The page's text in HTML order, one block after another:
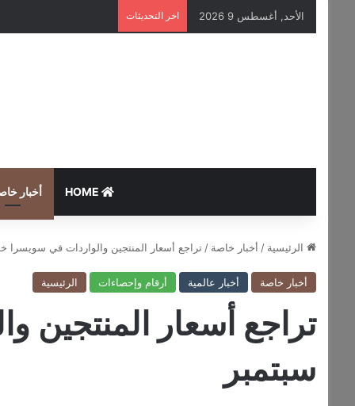
الأحد, أغسطس 9 2026 اخر التحديثات
أخبار
الرئيسية / أخبار خاصة / تراجع أسعار المنتجين والواردات في سويسرا
أخبار خاصة أخبار عالمية أرقام وإحصاءات الرئيسية
تراجع أسعار المنتجين
سبتمبر